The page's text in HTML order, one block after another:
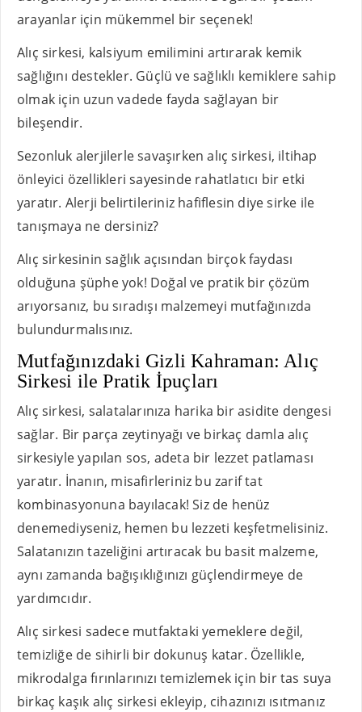
arayanlar için mükemmel bir seçenek!
Alıç sirkesi, kalsiyum emilimini artırarak kemik
sağlığını destekler. Güçlü ve sağlıklı kemiklere sahip
olmak için uzun vadede fayda sağlayan bir
bileşendir.
Sezonluk alerjilerle savaşırken alıç sirkesi, iltihap
önleyici özellikleri sayesinde rahatlatıcı bir etki
yaratır. Alerji belirtileriniz hafiflesin diye sirke ile
tanışmaya ne dersiniz?
Alıç sirkesinin sağlık açısından birçok faydası
olduğuna şüphe yok! Doğal ve pratik bir çözüm
arıyorsanız, bu sıradışı malzemeyi mutfağınızda
bulundurmalısınız.
Mutfağınızdaki Gizli Kahraman: Alıç
Sirkesi ile Pratik İpuçları
Alıç sirkesi, salatalarınıza harika bir asidite dengesi
sağlar. Bir parça zeytinyağı ve birkaç damla alıç
sirkesiyle yapılan sos, adeta bir lezzet patlaması
yaratır. İnanın, misafirleriniz bu zarif tat
kombinasyonuna bayılacak! Siz de henüz
denemediyseniz, hemen bu lezzeti keşfetmelisiniz.
Salatanızın tazeliğini artıracak bu basit malzeme,
aynı zamanda bağışıklığınızı güçlendirmeye de
yardımcıdır.
Alıç sirkesi sadece mutfaktaki yemeklere değil,
temizliğe de sihirli bir dokunuş katar. Özellikle,
mikrodalga fırınlarınızı temizlemek için bir tas suya
birkaç kaşık alıç sirkesi ekleyip, cihazınızı ısıtmanız